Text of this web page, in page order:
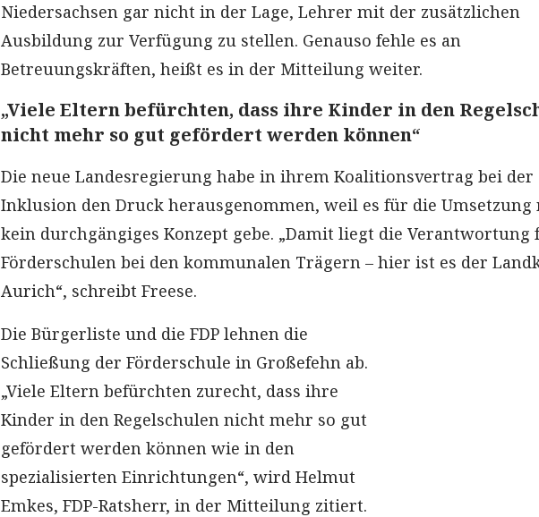
Niedersachsen gar nicht in der Lage, Lehrer mit der zusätzlichen
Ausbildung zur Verfügung zu stellen. Genauso fehle es an
Betreuungskräften, heißt es in der Mitteilung weiter.
„Viele Eltern befürchten, dass ihre Kinder in den
nicht mehr so gut gefördert werden können“
Die neue Landesregierung habe in ihrem Koalitionsvertrag bei der
Inklusion den Druck herausgenommen, weil es für die Umsetzung
kein durchgängiges Konzept gebe. „Damit liegt die Verantwortung
Förderschulen bei den kommunalen Trägern – hier ist es der
Aurich“, schreibt Freese.
Die Bürgerliste und die FDP lehnen die
Schließung der Förderschule in Großefehn ab.
„Viele Eltern befürchten zurecht, dass ihre
Kinder in den Regelschulen nicht mehr so gut
gefördert werden können wie in den
spezialisierten Einrichtungen“, wird Helmut
Emkes, FDP-Ratsherr, in der Mitteilung zitiert.